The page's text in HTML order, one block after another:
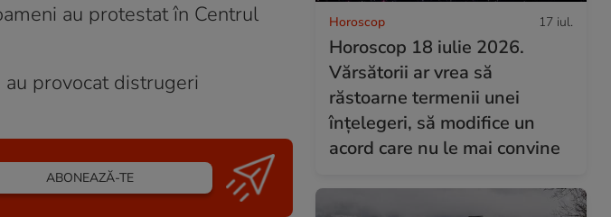
au protestat în Centrul
provocat distrugeri
ABONEAZĂ-TE
Horoscop 17 iul.
Horoscop 18 iulie 2026.
Vărsătorii ar vrea să
răstoarne termenii unei
înțelegeri, să modifice un
acord care nu le mai convine